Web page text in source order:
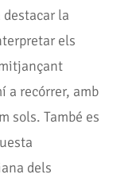
destacar la
els
a recórrer, amb
sols. També es
dels